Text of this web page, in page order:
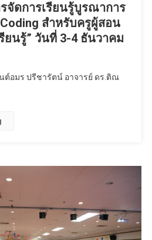
จัดการเรียนรู้บูรณาการ
สำหรับครูผู้สอน
ยนรู้” วันที่ 3-4 ธันวาคม
ต์อมร ปรีชารัตน์ อาจารย์ ดร.ติณ